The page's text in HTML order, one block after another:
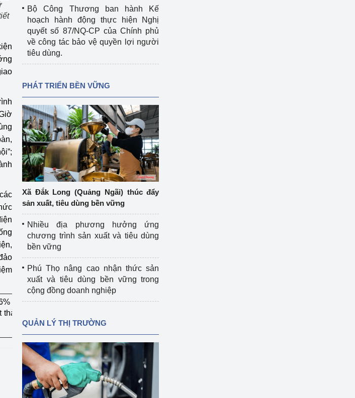
sản
thải ra
Bộ Công Thương ban hành Kế
hoạch hành động thực hiện Nghị
quyết số 87/NQ-CP của Chính phủ
về công tác bảo vệ quyền lợi người
tiêu dùng.
PHÁT TRIỂN BỀN VỮNG
Xã Đắk Long (Quảng Ngãi) thúc đẩy
sản xuất, tiêu dùng bền vững
Nhiều địa phương hưởng ứng
chương trình sản xuất và tiêu dùng
bền vững
Phú Thọ nâng cao nhận thức sản
xuất và tiêu dùng bền vững trong
cộng đồng doanh nghiệp
QUẢN LÝ THỊ TRƯỜNG